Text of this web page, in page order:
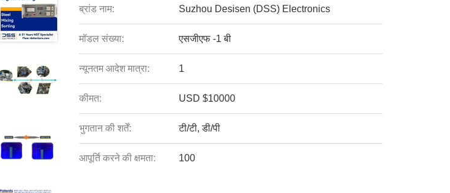
ब्रांड नाम: Suzhou Desisen (DSS) Electronics
मॉडल संख्या: एसजीएफ -1 बी
न्यूनतम आदेश मात्रा: 1
कीमत: USD $10000
भुगतान की शर्तें: टी/टी, डी/पी
आपूर्ति करने की क्षमता: 100